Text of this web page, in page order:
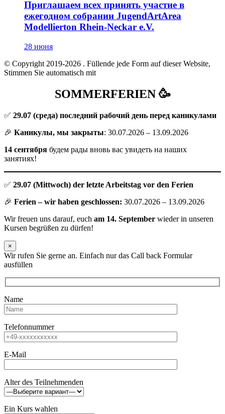
Приглашаем всех принять участие в
ежегодном собрании JugendArtArea
Modellierton Rhein-Neckar e.V.
28 июня
© Copyright 2019-2026 . Füllende jede Form auf dieser Website,
Stimmen Sie automatisch mit
SOMMERFERIEN 🥳
✅ 29.07 (среда) последний рабочий день перед каникулами
🎉 Каникулы, мы закрыты: 30.07.2026 – 13.09.2026
14 сентября будем рады вновь вас увидеть на наших
занятиях!
✅ 29.07 (Mittwoch) der letzte Arbeitstag vor den Ferien
🎉 Ferien – wir haben geschlossen: 30.07.2026 – 13.09.2026
Wir freuen uns darauf, euch am 14. September wieder in unseren
Kursen begrüßen zu dürfen!
×
Wir rufen Sie gerne an. Einfach nur das Call back Formular
ausfüllen
Name
Telefonnummer
E-Mail
Alter des Teilnehmenden
Ein Kurs wahlen